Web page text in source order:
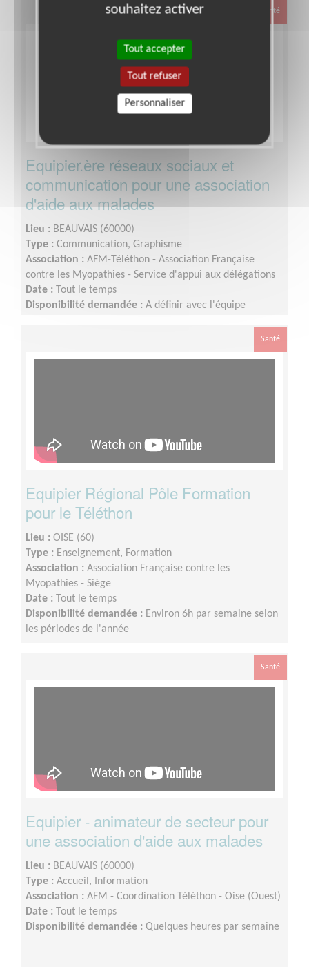
Santé
Equipier.ère réseaux sociaux et
communication pour une association
d'aide aux malades
Lieu : BEAUVAIS (60000)
Type : Communication, Graphisme
Association : AFM-Téléthon - Association Française
contre les Myopathies - Service d'appui aux délégations
Date :
Tout le temps
Disponibilité demandée : A définir avec l'équipe
Santé
Equipier Régional Pôle Formation
pour le Téléthon
Lieu : OISE (60)
Type : Enseignement, Formation
Association : Association Française contre les
Myopathies - Siège
Date :
Tout le temps
Disponibilité demandée : Environ 6h par semaine selon
les périodes de l'année
Santé
Equipier - animateur de secteur pour
une association d'aide aux malades
Lieu : BEAUVAIS (60000)
Type : Accueil, Information
Association : AFM - Coordination Téléthon - Oise (Ouest)
Date :
Tout le temps
Disponibilité demandée : Quelques heures par semaine
souhaitez activer
Tout accepter
Tout refuser
Personnaliser